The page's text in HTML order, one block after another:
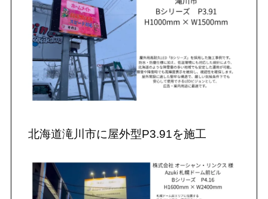
北海道滝川市に屋外型P3.91を施工